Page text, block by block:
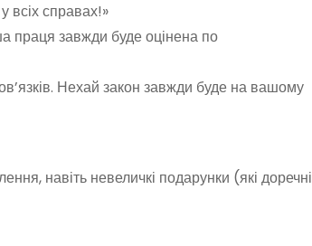
всіх справах!»
праця завжди буде оцінена по
Нехай закон завжди буде на вашому
навіть невеличкі подарунки (які доречні